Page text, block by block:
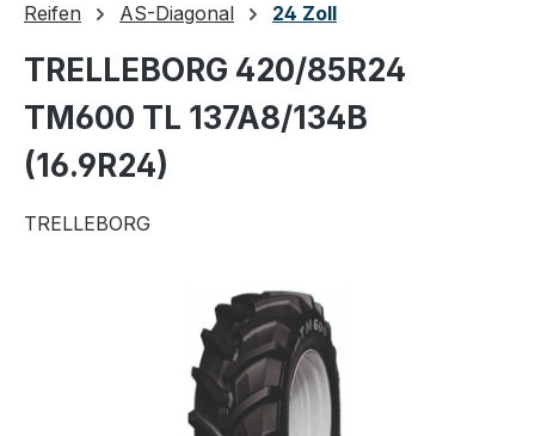
Reifen AS-Diagonal 24 Zoll
TRELLEBORG 420/85R24
TM600 TL 137A8/134B
(16.9R24)
TRELLEBORG
Bildergalerie überspringen